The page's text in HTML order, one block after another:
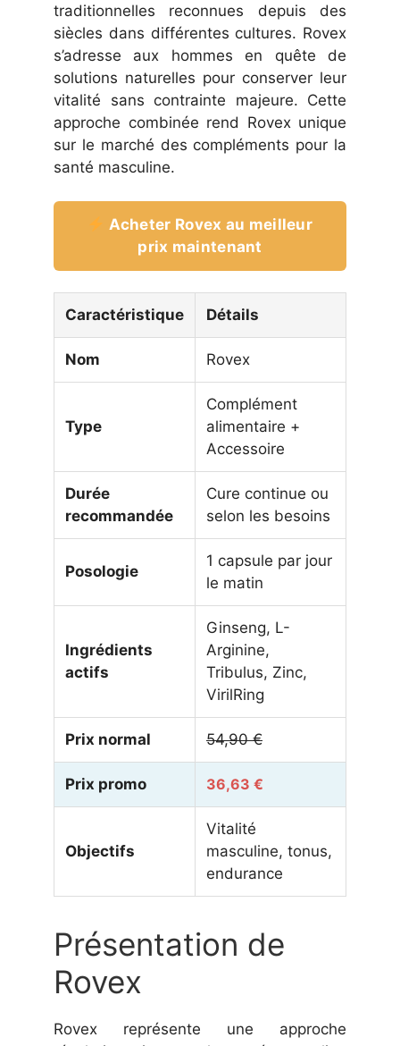
traditionnelles reconnues depuis des
siècles dans différentes cultures. Rovex
s’adresse aux hommes en quête de
solutions naturelles pour conserver leur
vitalité sans contrainte majeure. Cette
approche combinée rend Rovex unique
sur le marché des compléments pour la
santé masculine.
Acheter Rovex au meilleur
prix maintenant
Caractéristique Détails
Nom Rovex
Type
Complément
alimentaire +
Accessoire
Durée
recommandée
Cure continue ou
selon les besoins
Posologie
1 capsule par jour
le matin
Ingrédients
actifs
Ginseng, L-
Arginine,
Tribulus, Zinc,
VirilRing
Prix normal 54,90 €
Prix promo 36,63 €
Objectifs
Vitalité
masculine, tonus,
endurance
Présentation de
Rovex
Rovex représente une approche